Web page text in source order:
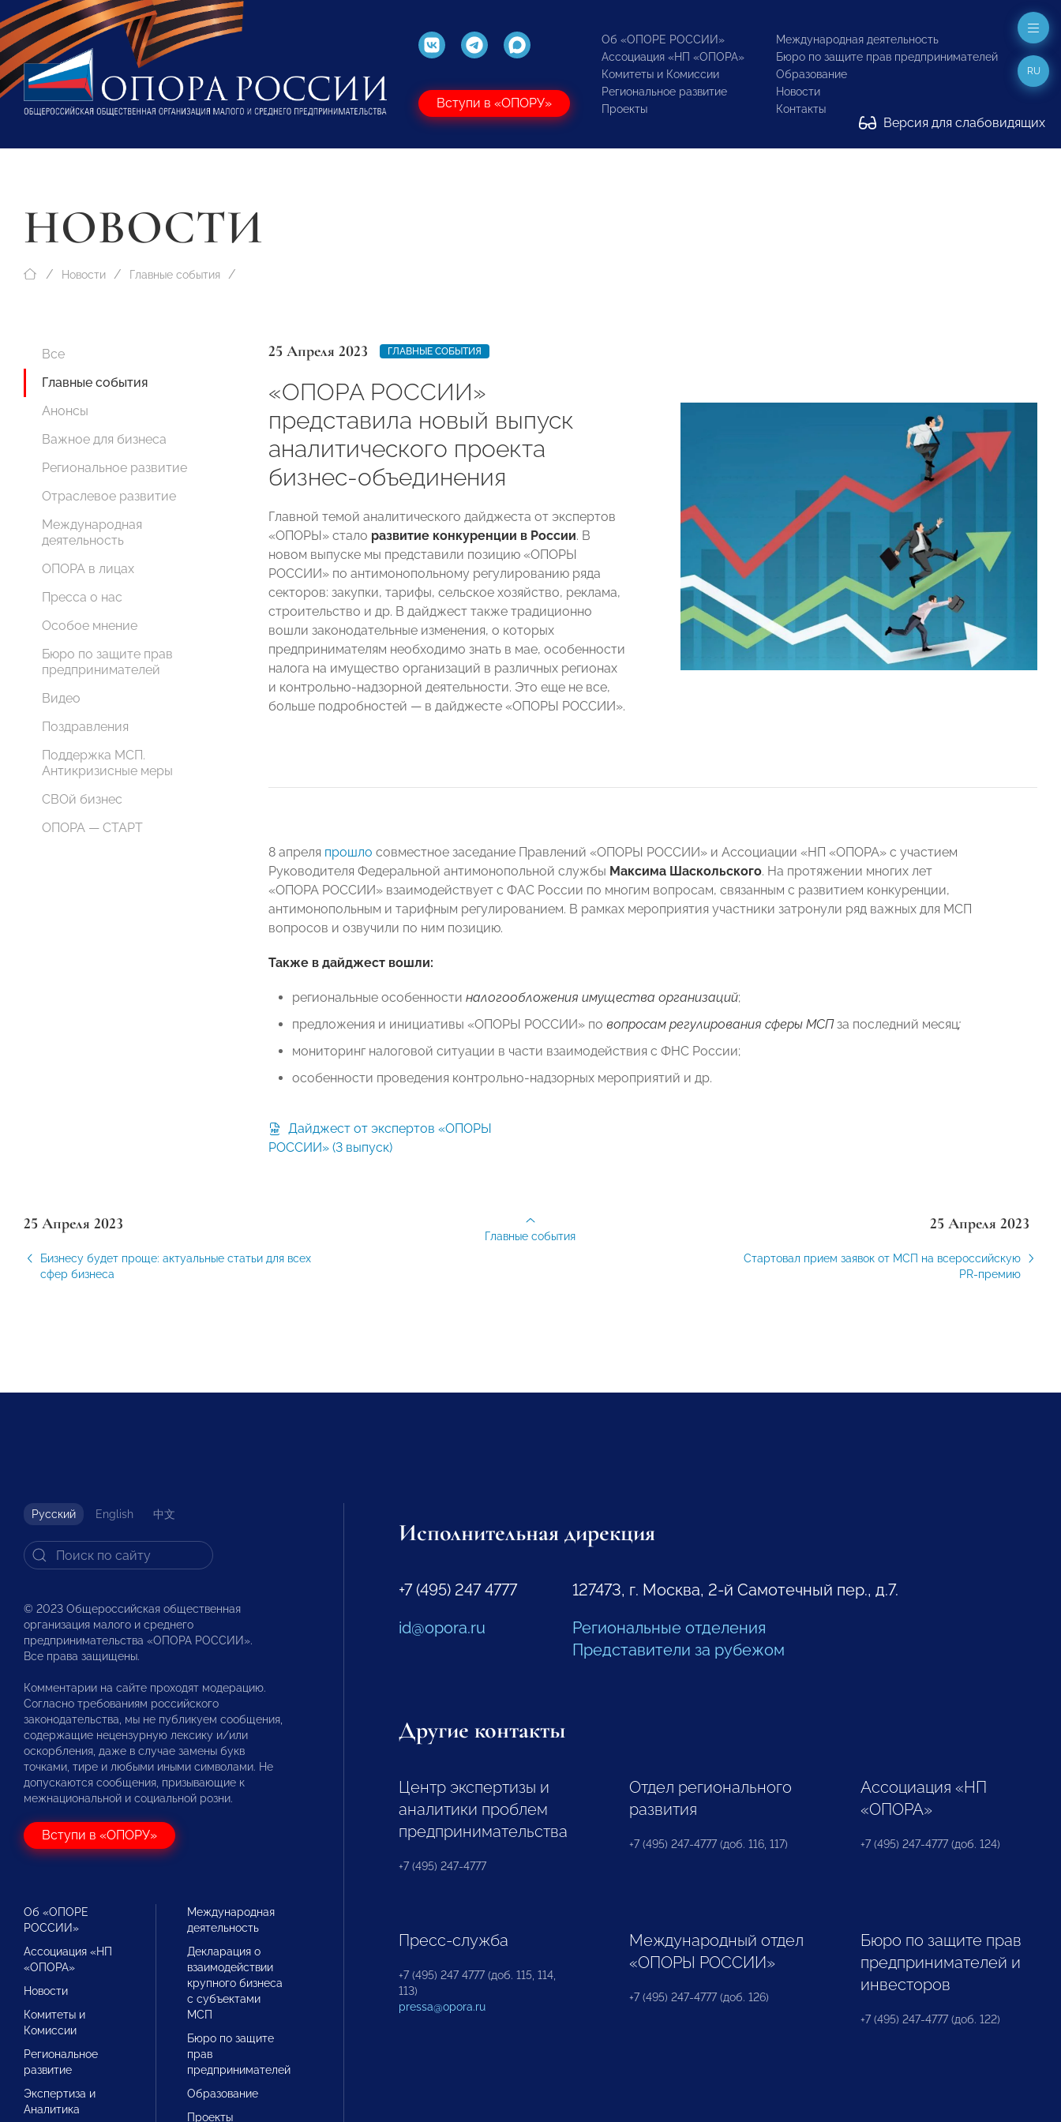
Вступи в «ОПОРУ»
Об «ОПОРЕ РОССИИ»
Ассоциация «НП «ОПОРА»
Комитеты и Комиссии
Региональное развитие
Проекты
Международная деятельность
Бюро по защите прав предпринимателей
Образование
Новости
Контакты
Версия для слабовидящих
RU
НОВОСТИ
Новости Главные события
Все
Главные события
Анонсы
Важное для бизнеса
Региональное развитие
Отраслевое развитие
Международная
деятельность
ОПОРА в лицах
Пресса о нас
Особое мнение
Бюро по защите прав
предпринимателей
Видео
Поздравления
Поддержка МСП.
Антикризисные меры
СВОй бизнес
ОПОРА — СТАРТ
25 Апреля 2023 ГЛАВНЫЕ СОБЫТИЯ
«ОПОРА РОССИИ»
представила новый выпуск
аналитического проекта
бизнес-объединения
Главной темой аналитического дайджеста от экспертов
«ОПОРЫ» стало развитие конкуренции в России. В
новом выпуске мы представили позицию «ОПОРЫ
РОССИИ» по антимонопольному регулированию ряда
секторов: закупки, тарифы, сельское хозяйство, реклама,
строительство и др. В дайджест также традиционно
вошли законодательные изменения, о которых
предпринимателям необходимо знать в мае, особенности
налога на имущество организаций в различных регионах
и контрольно-надзорной деятельности. Это еще не все,
больше подробностей — в дайджесте «ОПОРЫ РОССИИ».
8 апреля прошло совместное заседание Правлений «ОПОРЫ РОССИИ» и Ассоциации «НП «ОПОРА» с участием
Руководителя Федеральной антимонопольной службы Максима Шаскольского. На протяжении многих лет
«ОПОРА РОССИИ» взаимодействует с ФАС России по многим вопросам, связанным с развитием конкуренции,
антимонопольным и тарифным регулированием. В рамках мероприятия участники затронули ряд важных для МСП
вопросов и озвучили по ним позицию.
Также в дайджест вошли:
региональные особенности налогообложения имущества организаций;
предложения и инициативы «ОПОРЫ РОССИИ» по вопросам регулирования сферы МСПза последний месяц;
мониторинг налоговой ситуации в части взаимодействия с ФНС России;
особенности проведения контрольно-надзорных мероприятий и др.
РОССИИ» (3 выпуск)
25 Апреля 2023
Бизнесу будет проще: актуальные статьи для всех
сфер бизнеса
25 Апреля 2023
Стартовал прием заявок от МСП на всероссийскую
PR-премию
Главные события
Русский English 中文
© 2023 Общероссийская общественная
организация малого и среднего
предпринимательства «ОПОРА РОССИИ».
Все права защищены.
Комментарии на сайте проходят модерацию.
Согласно требованиям российского
законодательства, мы не публикуем сообщения,
содержащие нецензурную лексику и/или
оскорбления, даже в случае замены букв
точками, тире и любыми иными символами. Не
допускаются сообщения, призывающие к
межнациональной и социальной розни.
Вступи в «ОПОРУ»
Об «ОПОРЕ
РОССИИ»
Ассоциация «НП
«ОПОРА»
Новости
Комитеты и
Комиссии
Региональное
развитие
Экспертиза и
Аналитика
Международная
деятельность
Декларация о
взаимодействии
крупного бизнеса
с субъектами
МСП
Бюро по защите
прав
предпринимателей
Образование
Проекты
Исполнительная дирекция
+7 (495) 247 4777
id@opora.ru
127473, г. Москва, 2-й Самотечный пер., д.7.
Региональные отделения
Представители за рубежом
Другие контакты
Центр экспертизы и
аналитики проблем
предпринимательства
+7 (495) 247-4777
Отдел регионального
развития
+7 (495) 247-4777 (доб. 116, 117)
Ассоциация «НП
«ОПОРА»
+7 (495) 247-4777 (доб. 124)
Пресс-служба
+7 (495) 247 4777 (доб. 115, 114,
113)
pressa@opora.ru
Международный отдел
«ОПОРЫ РОССИИ»
+7 (495) 247-4777 (доб. 126)
Бюро по защите прав
предпринимателей и
инвесторов
+7 (495) 247-4777 (доб. 122)